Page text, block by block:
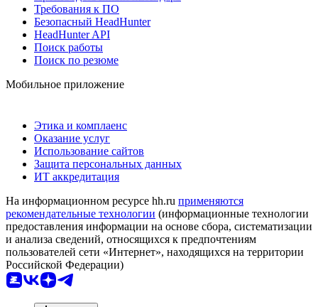
Требования к ПО
Безопасный HeadHunter
HeadHunter API
Поиск работы
Поиск по резюме
Мобильное приложение
Этика и комплаенс
Оказание услуг
Использование сайтов
Защита персональных данных
ИТ аккредитация
На информационном ресурсе hh.ru применяются
рекомендательные технологии (информационные технологии
предоставления информации на основе сбора, систематизации
и анализа сведений, относящихся к предпочтениям
пользователей сети «Интернет», находящихся на территории
Российской Федерации)